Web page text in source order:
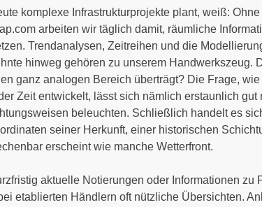
komplexe Infrastrukturprojekte plant, weiß:
arbeiten wir täglich damit, räumliche
Trendanalysen, Zeitreihen und die
hinweg gehören zu unserem Handwerkszeug.
ganz analogen Bereich überträgt? Die Frage,
Zeit entwickelt, lässt sich nämlich erstaunlich
beleuchten. Schließlich handelt es
seiner Herkunft, einer historischen
erscheint wie manche Wetterfront.
aktuelle Notierungen oder Informationen zu
etablierten Händlern oft nützliche Übersichten.